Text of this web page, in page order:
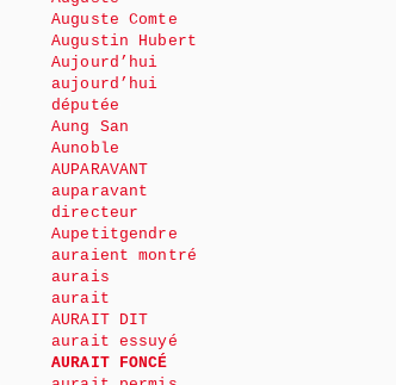
Auguste Comte
Augustin Hubert
Aujourd’hui
aujourd’hui
députée
Aung San
Aunoble
AUPARAVANT
auparavant
directeur
Aupetitgendre
auraient montré
aurais
aurait
AURAIT DIT
aurait essuyé
AURAIT FONCÉ